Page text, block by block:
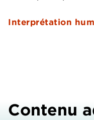
Interprétation
Contenu